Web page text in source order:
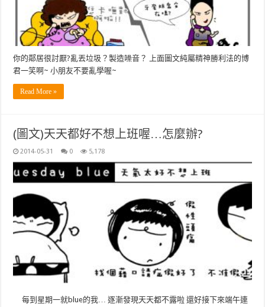
你的鄰居很討厭?亂丟垃圾？製造噪音？ 上面圖文純屬精神勝利法的博
君一笑啊~ 小朋友不要亂學喔~
Read More »
(圖文)天天都好不想上班喔…怎麼辦?
2014-05-31 0 5,178
每到星期一就blue的我… 逐漸發現天天都不露啦 還好接下來端午連